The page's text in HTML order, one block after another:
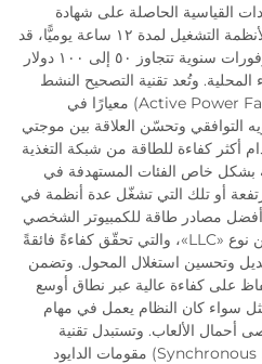
القياسية الحاصلة على شهادة
«Bronze» عند أحمال متكافئة. ولأنظمة التشغيل لمدة ١٢ ساعة يوميًّا، قد
يؤدي هذا الفرق في الكفاءة إلى وفورات سنوية تتجاوز ٥٠ إلى ١٠٠ دولار
المحلية. وتُعد تقنية التصحيح النشط
لعامل القدرة (Active Power Factor Correction) معيارًا في
التوافقي وتحسّن العلاقة بين موجتي
أكثر كفاءة للطاقة من شبكة التغذية
بشكل خاص الفئات المستهدفة في
أو تلك التي تشغّل عدة أنظمة في
مصادر طاقة للكمبيوتر الشخصي
(PC PSU) بنية محولات الرنين من نوع «LLC»، والتي تحقّق كفاءةً فائقةً
وتحسين استغلال المحول. وتضمن
على كفاءة عالية عبر نطاق أوسع
سواء كان النظام يعمل في مهام
الألعاب. وتستبدل تقنية
التقويم المتزامن (Synchronous Rectification) مقومات الدايود